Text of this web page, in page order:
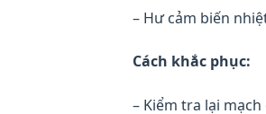
– Hư cảm biến
Cách khắc phục:
– Kiểm tra lại